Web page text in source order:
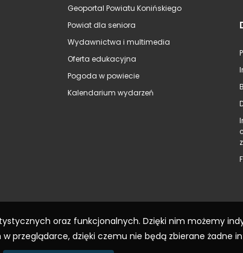
Geoportal Powiatu Konińskiego
Powiat dla seniora
Wydawnictwa i multimedia
Oferta edukacyjna
Pogoda w powiecie
Kalendarium wydarzeń
oraz funkcjonalnych. Dzięki nim możemy
przeglądarce, dzięki czemu nie będą zbierane żadne